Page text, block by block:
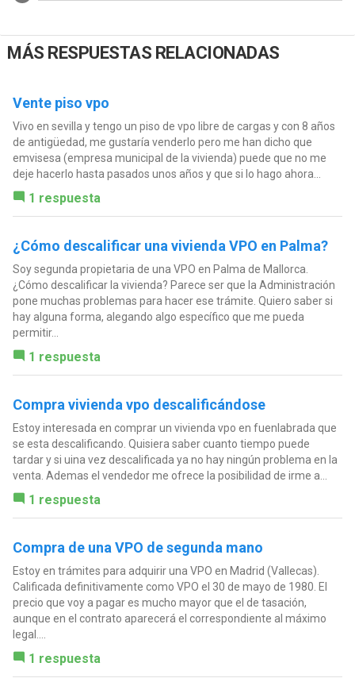
MÁS RESPUESTAS RELACIONADAS
Vente piso vpo
Vivo en sevilla y tengo un piso de vpo libre de cargas y con 8 años
de antigüedad, me gustaría venderlo pero me han dicho que
emvisesa (empresa municipal de la vivienda) puede que no me
deje hacerlo hasta pasados unos años y que si lo hago ahora...
1 respuesta
¿Cómo descalificar una vivienda VPO en Palma?
Soy segunda propietaria de una VPO en Palma de Mallorca.
¿Cómo descalificar la vivienda? Parece ser que la Administración
pone muchas problemas para hacer ese trámite. Quiero saber si
hay alguna forma, alegando algo específico que me pueda
permitir...
1 respuesta
Compra vivienda vpo descalificándose
Estoy interesada en comprar un vivienda vpo en fuenlabrada que
se esta descalificando. Quisiera saber cuanto tiempo puede
tardar y si uina vez descalificada ya no hay ningún problema en la
venta. Ademas el vendedor me ofrece la posibilidad de irme a...
1 respuesta
Compra de una VPO de segunda mano
Estoy en trámites para adquirir una VPO en Madrid (Vallecas).
Calificada definitivamente como VPO el 30 de mayo de 1980. El
precio que voy a pagar es mucho mayor que el de tasación,
aunque en el contrato aparecerá el correspondiente al máximo
legal....
1 respuesta